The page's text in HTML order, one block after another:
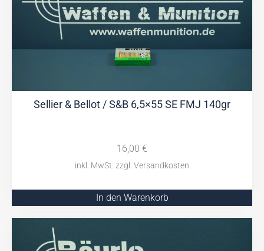
Sellier & Bellot / S&B 6,5×55 SE FMJ 140gr
16,00 €
In den Warenkorb